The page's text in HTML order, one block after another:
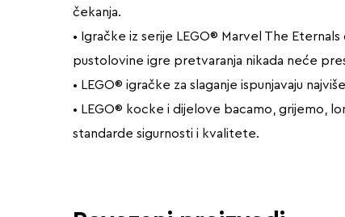
čekanja.
• Igračke iz serije LEGO® Marvel The
pustolovine igre pretvaranja nikada neće
• LEGO® igračke za slaganje ispunjavaju
• LEGO® kocke i dijelove bacamo, grijemo,
standarde sigurnosti i kvalitete.